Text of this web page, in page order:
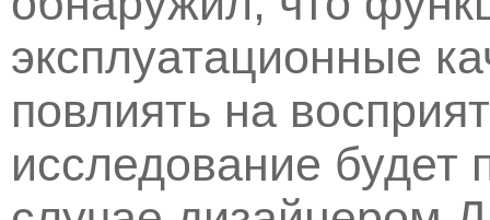
эксплуатационные
повлиять на
исследование будет